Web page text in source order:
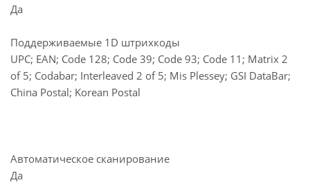
Да
Поддерживаемые 1D штрихкоды
UPC; EAN; Code 128; Code 39; Code 93; Code 11; Matrix 2
of 5; Codabar; Interleaved 2 of 5; Mis Plessey; GSI DataBar;
China Postal; Korean Postal
Автоматическое сканирование
Да